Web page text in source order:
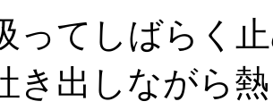
ってしばらく
き出しながら